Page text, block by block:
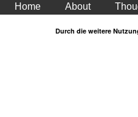
Home About
Durch die weitere